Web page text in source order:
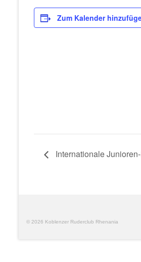
Zum Kalender
Internationale
© 2026 Koblenzer Ruderclub Rhenania